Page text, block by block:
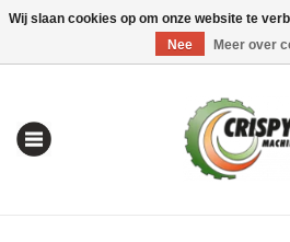
0 Artikelen - €0,00
Wij slaan cookies op om onze website te
Nee
Meer over